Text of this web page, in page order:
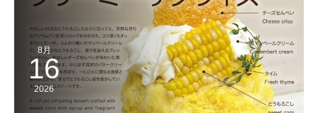
8月
16
2026